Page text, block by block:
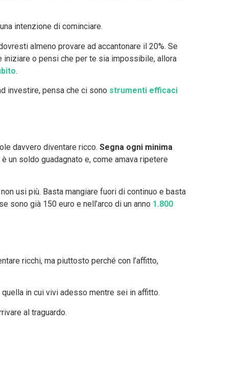
intenzione di cominciare.
almeno provare ad accantonare il 20%. Se
iniziare o pensi che per te sia impossibile, allora
.
investire, pensa che ci sono strumenti efficaci
davvero diventare ricco. Segna ogni minima
un soldo guadagnato e, come amava ripetere
usi più. Basta mangiare fuori di continuo e basta
sono già 150 euro e nell’arco di un anno 1.800
ricchi, ma piuttosto perché con l’affitto,
in cui vivi adesso mentre sei in affitto.
al traguardo.